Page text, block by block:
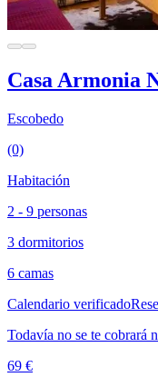
Casa Armonia
Escobedo
(0)
Habitación
2 - 9 personas
3 dormitorios
6 camas
Calendario verificado
Todavía no se te cobrará
69 €